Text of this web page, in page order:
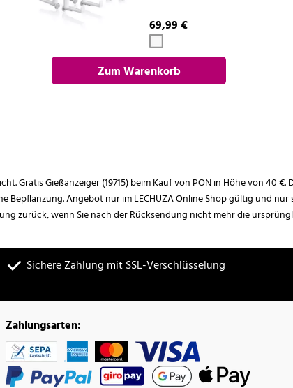
69,99 €
Zum Warenkorb
Gratis Gießanzeiger (19715) beim Kauf von PON in Höhe von 40
Bepflanzung. Angebot nur im LECHUZA Online Shop gültig und
zurück, wenn Sie nach der Rücksendung nicht mehr die
Sichere Zahlung mit SSL-Verschlüsselung
Zahlungsarten: